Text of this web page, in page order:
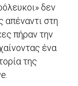
δεν
απέναντι στη
πήραν την
ένα
της